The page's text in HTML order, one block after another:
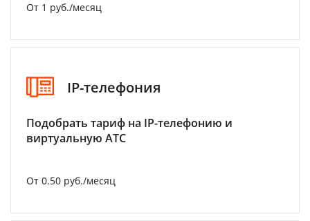
От 1 руб./месяц
IP-телефония
Подобрать тариф на IP-телефонию и
виртуальную АТС
От 0.50 руб./месяц